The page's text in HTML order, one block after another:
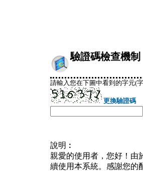
驗證碼檢查機制
請輸入您在下圖中看到的字元(
更換驗證碼
說明︰
親愛的使用者，您好！由
續使用本系統。感謝您的